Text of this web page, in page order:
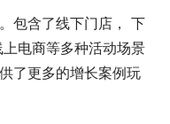
包含了线下门店， 下
电商等多种活动场景
了更多的增长案例玩